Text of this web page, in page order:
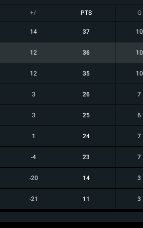
+/- PTS G
14 37 10
12 36 10
12 35 10
3 26 7
3 25 6
1 24 7
-4 23 7
-20 14 3
-21 11 3